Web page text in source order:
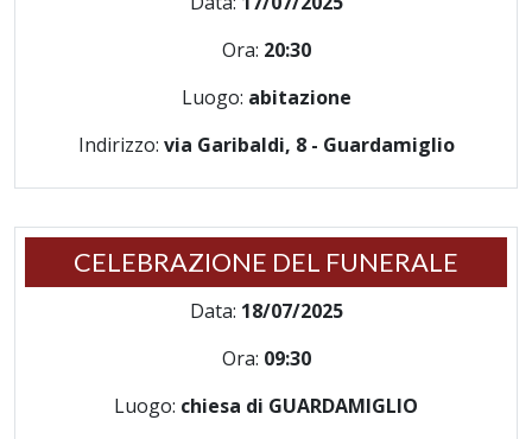
Ora: 20:30
Luogo: abitazione
Indirizzo: via Garibaldi, 8 - Guardamiglio
CELEBRAZIONE DEL FUNERALE
Data: 18/07/2025
Ora: 09:30
Luogo: chiesa di GUARDAMIGLIO